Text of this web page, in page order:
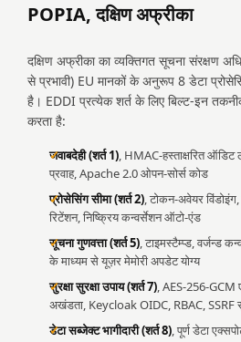
POPIA, दक्षिण अफ्रीका
दक्षिण अफ्रीका का व्यक्तिगत सूचना संरक्षण
से प्रभावी) EU मानकों के अनुरूप 8 डेटा
है। EDDI प्रत्येक शर्त के लिए बिल्ट-इन
करता है:
जवाबदेही (शर्त 1) , HMAC-हस्ताक्षरित
प्रवाह, Apache 2.0 ओपन-सोर्स कोड
प्रोसेसिंग सीमा (शर्त 2) , टोकन-अवेयर
रिटेंशन, निष्क्रिय कन्वर्सेशन ऑटो-एंड
सूचना गुणवत्ता (शर्त 5) , टाइमस्टैम्प्ड, वर्जन्ड
के माध्यम से यूज़र मेमोरी अपडेट योग्य
सुरक्षा सुरक्षा उपाय (शर्त 7) , AES-256-GCM
अखंडता, Keycloak OIDC, RBAC, SSRF
डेटा सब्जेक्ट भागीदारी (शर्त 8) , पूर्ण डेटा